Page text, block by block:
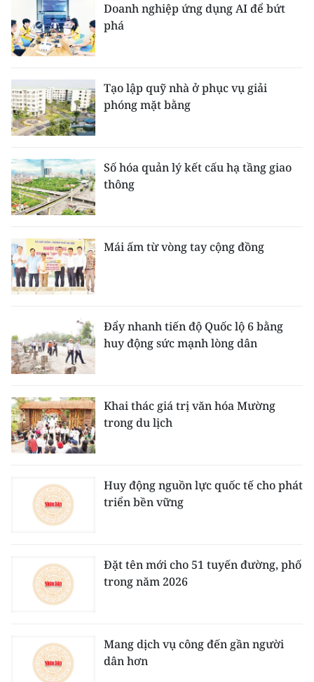
Doanh nghiệp ứng dụng AI để bứt
phá
Tạo lập quỹ nhà ở phục vụ giải
phóng mặt bằng
Số hóa quản lý kết cấu hạ tầng giao
thông
Mái ấm từ vòng tay cộng đồng
Đẩy nhanh tiến độ Quốc lộ 6 bằng
huy động sức mạnh lòng dân
Khai thác giá trị văn hóa Mường
trong du lịch
Huy động nguồn lực quốc tế cho phát
triển bền vững
Đặt tên mới cho 51 tuyến đường, phố
trong năm 2026
Mang dịch vụ công đến gần người
dân hơn